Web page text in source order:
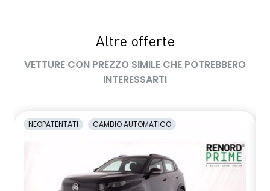
Sistema multimediale EASY LINK da 7" con navigazione
Ski anteriore e posteriore Grey
Traffic Sign Recognition (riconoscimento segnali stradali)
Altre offerte
VETTURE CON PREZZO SIMILE CHE POTREBBERO
INTERESSARTI
NEOPATENTATI CAMBIO AUTOMATICO